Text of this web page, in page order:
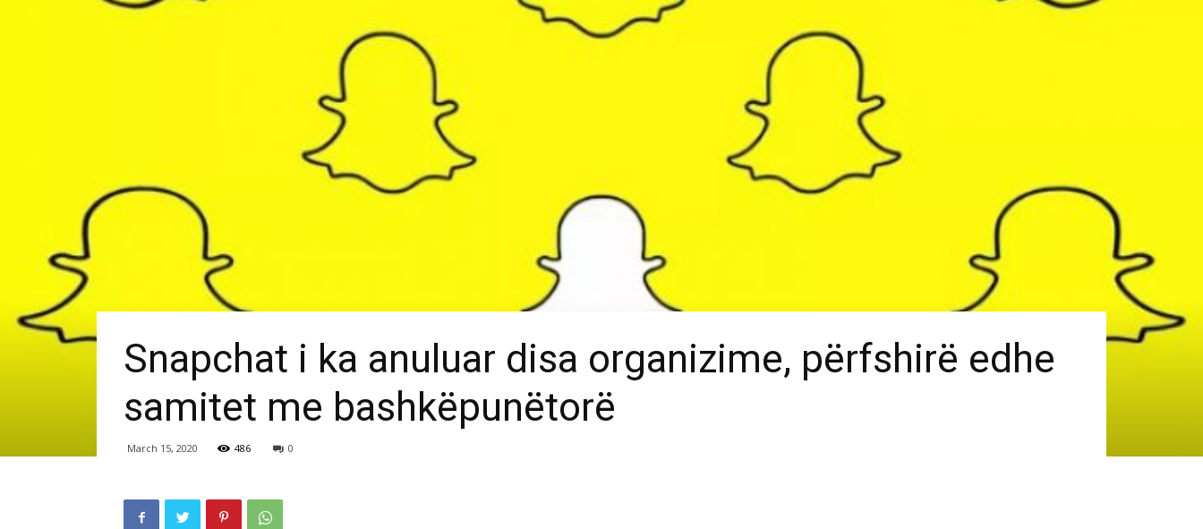
Snapchat i ka anuluar disa organizime, përfshirë edhe
samitet me bashkëpunëtorë
March 15, 2020 486 0